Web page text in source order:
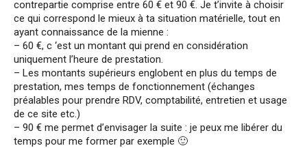
contrepartie comprise entre 60 € et 90 €. Je t’invite à choisir
ce qui correspond le mieux à ta situation matérielle, tout en
ayant connaissance de la mienne :
– 60 €, c ‘est un montant qui prend en considération
uniquement l’heure de prestation.
– Les montants supérieurs englobent en plus du temps de
prestation, mes temps de fonctionnement (échanges
préalables pour prendre RDV, comptabilité, entretien et usage
de ce site etc.)
– 90 € me permet d’envisager la suite : je peux me libérer du
temps pour me former par exemple 🙂